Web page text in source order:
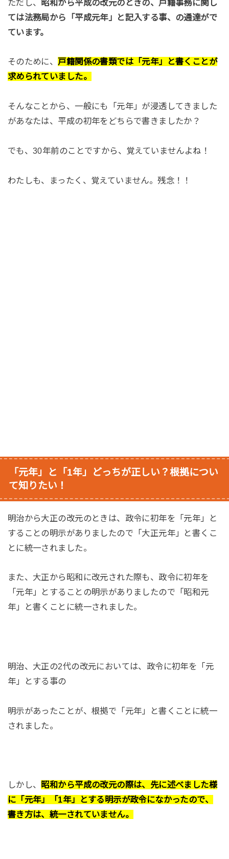
ただし、
昭和から平成の改元のときの、戸籍事務に関し
ては法務局から「平成元年」と記入する事、の通達がで
ています。
そのために、 戸籍関係の書類では「元年」と書くことが
求められて いました。
そんなことから、一般にも「元年」が浸透してきました
があなたは、平成の初年をどちらで書きましたか？
でも、30年前のことですから、覚えていませんよね！
わたしも、まったく、覚えていません。残念！！
「元年」と「1年」どっちが正しい？根拠につい
て知りたい！
明治から大正の改元のときは、政令に初年を「元年」と
することの明示がありましたので「大正元年」と書くこ
とに統一されました。
また、大正から昭和に改元された際も、政令に初年を
「元年」とすることの明示がありましたので「昭和元
年」と書くことに統一されました。
明治、大正の2代の改元においては、政令に初年を「元
年」とする事の
明示があったことが、根拠で「元年」と書くことに統一
されました。
しかし、
昭和から平成の改元の際は、先に述べました様
に「元年」「1年」
とする明示が政令になかったので、
書き方は、統一されていません。